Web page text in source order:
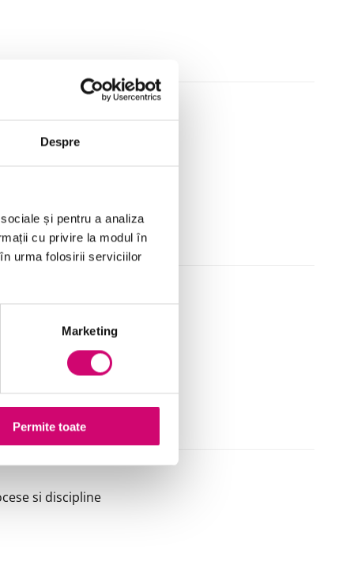
Despre
și pentru a analiza
cu privire la modul în
urma folosirii serviciilor
Marketing
Permite toate
si discipline